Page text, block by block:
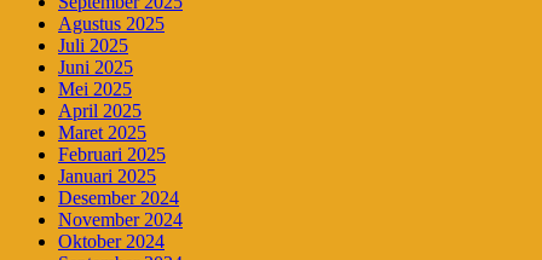
Agustus 2025
Juli 2025
Juni 2025
Mei 2025
April 2025
Maret 2025
Februari 2025
Januari 2025
Desember 2024
November 2024
Oktober 2024